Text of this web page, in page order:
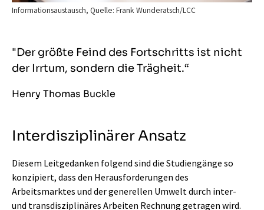
Informationsaustausch, Quelle: Frank Wunderatsch/LCC
"Der größte Feind des Fortschritts ist nicht
der Irrtum, sondern die Trägheit.“
Henry Thomas Buckle
Interdisziplinärer Ansatz
Diesem Leitgedanken folgend sind die Studiengänge so
konzipiert, dass den Herausforderungen des
Arbeitsmarktes und der generellen Umwelt durch inter-
und transdisziplinäres Arbeiten Rechnung getragen wird.